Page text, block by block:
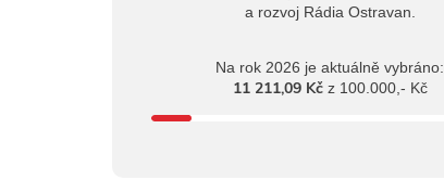
a rozvoj Rádia Ostravan.
Na rok 2026 je aktuálně vybráno:
11 211,09 Kčz 100.000,- Kč